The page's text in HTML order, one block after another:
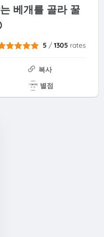
베개를 골라 꿀
5 /1305 rates
복사
별점